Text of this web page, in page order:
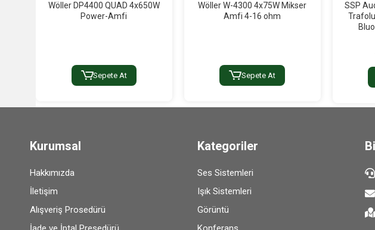
Wöller DP4400 QUAD 4x650W
Power-Amfi
Sepete At
Wöller W-4300 4x75W Mikser
Amfi 4-16 ohm
Sepete At
SSP
Kurumsal
Hakkımızda
İletişim
Alışveriş Prosedürü
Kategoriler
Ses Sistemleri
Işık Sistemleri
Görüntü